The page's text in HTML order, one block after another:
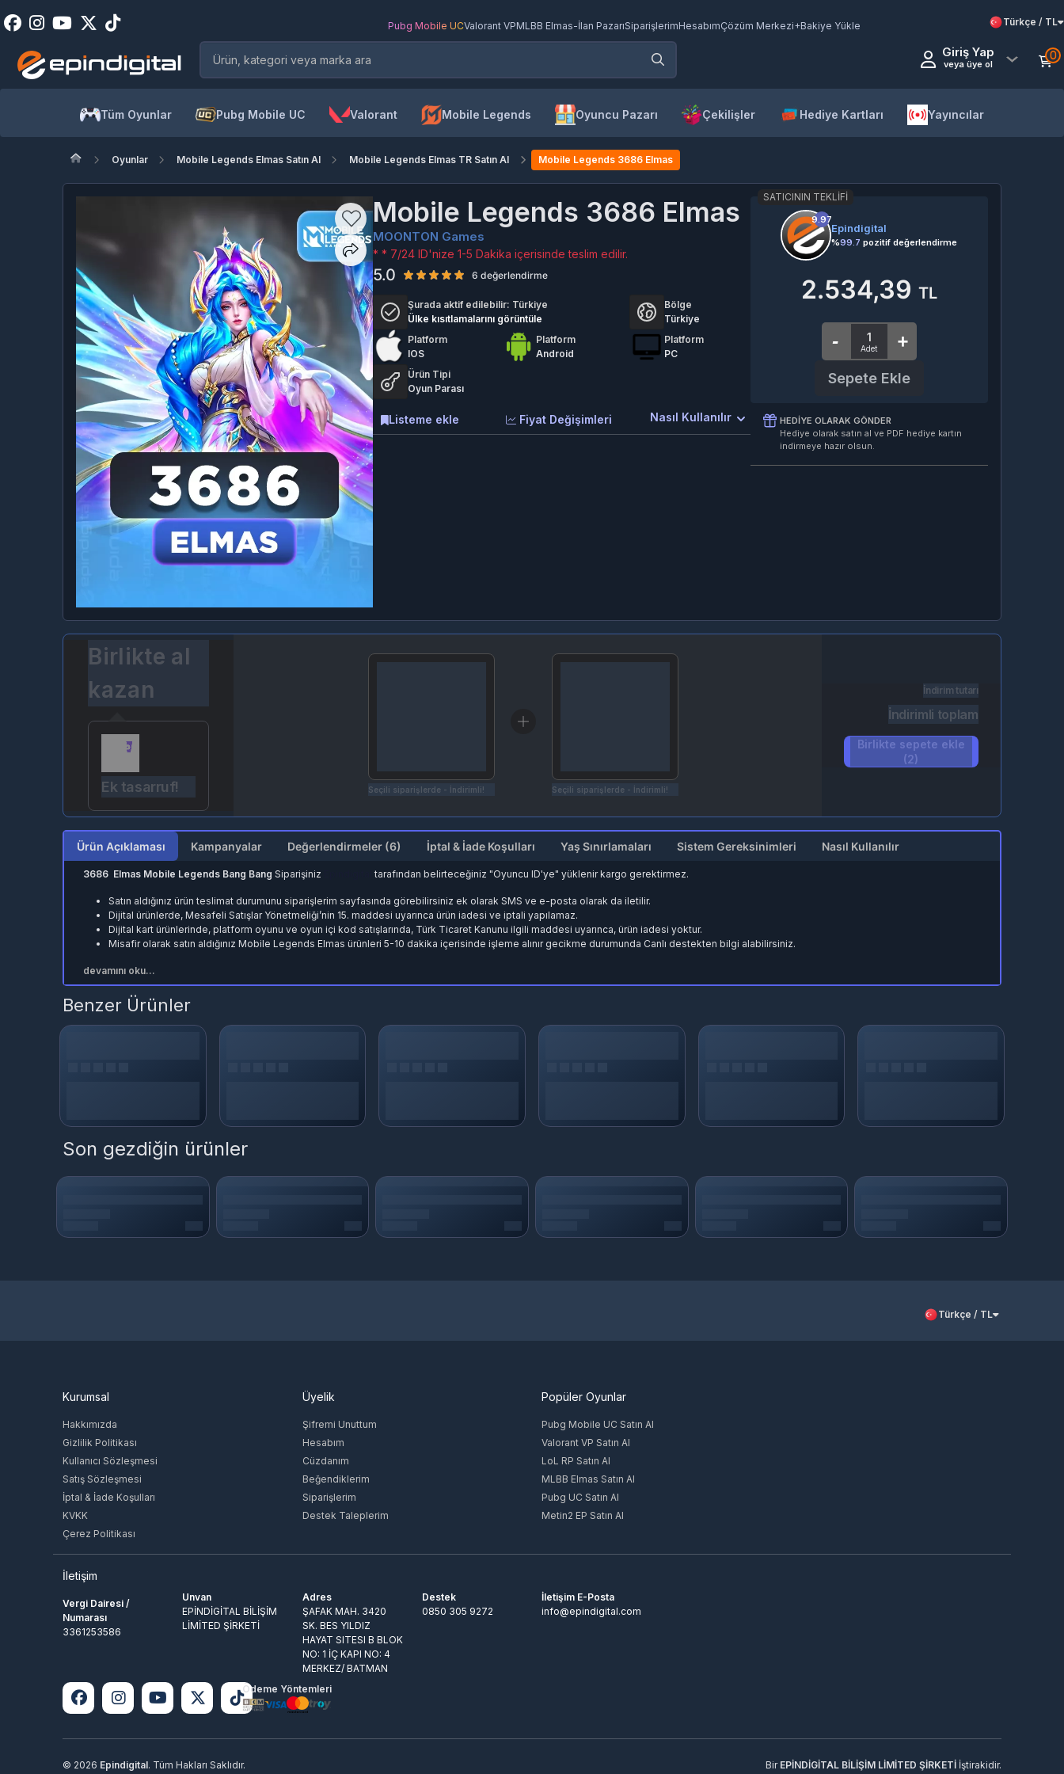
Pubg Mobile UCValorant VPMLBB Elmas-İlan PazarıSiparişlerimHesabımÇözüm Merkezi+Bakiye Yükle Türkçe / TL
Giriş Yap
veya üye ol
0
Tüm Oyunlar Pubg Mobile UC Valorant Mobile Legends Oyuncu Pazarı Çekilişler Hediye Kartları Yayıncılar
Oyunlar Mobile Legends Elmas Satın Al Mobile Legends Elmas TR Satın Al Mobile Legends 3686 Elmas
Mobile Legends 3686 Elmas
MOONTON Games
* * 7/24 ID'nize 1-5 Dakika içerisinde teslim edilir.
5.0 6 değerlendirme
Şurada aktif edilebilir: Türkiye
Ülke kısıtlamalarını görüntüle
Bölge
Türkiye
Platform
IOS
Platform
Android
Platform
PC
Ürün Tipi
Oyun Parası
Nasıl Kullanılır
Fiyat Değişimleri
Listeme ekle
SATICININ TEKLIFI
9.97
Epindigital
%99.7 pozitif değerlendirme
2.534,39 TL
Sepete Ekle
HEDIYE OLARAK GÖNDER
Hediye olarak satın al ve PDF hediye kartın
indirmeye hazır olsun.
Birlikte al
kazan
Ek tasarruf! Seçili siparişlerde - İndirimli! Seçili siparişlerde - İndirimli!
İndirim tutarı
İndirimli toplam
Birlikte sepete ekle
(2)
Ürün Açıklaması Kampanyalar Değerlendirmeler (6) İptal & İade Koşulları Yaş Sınırlamaları Sistem Gereksinimleri Nasıl Kullanılır
3686 Elmas Mobile Legends Bang BangSiparişiniz Epindigitaltarafından belirteceğiniz "Oyuncu ID'ye" yüklenir kargo gerektirmez.
Satın aldığınız ürün teslimat durumunu siparişlerim sayfasında görebilirsiniz ek olarak SMS ve e-posta olarak da iletilir.
Dijital ürünlerde, Mesafeli Satışlar Yönetmeliği’nin 15. maddesi uyarınca ürün iadesi ve iptali yapılamaz.
Dijital kart ürünlerinde, platform oyunu ve oyun içi kod satışlarında, Türk Ticaret Kanunu ilgili maddesi uyarınca, ürün iadesi yoktur.
Misafir olarak satın aldığınız Mobile Legends Elmas ürünleri 5-10 dakika içerisinde işleme alınır gecikme durumunda Canlı destekten bilgi alabilirsiniz.
devamını oku...
Benzer Ürünler
Son gezdiğin ürünler
Türkçe / TL
Kurumsal
Hakkımızda
Gizlilik Politikası
Kullanıcı Sözleşmesi
Satış Sözleşmesi
İptal & İade Koşulları
KVKK
Çerez Politikası
Üyelik
Şifremi Unuttum
Hesabım
Cüzdanım
Beğendiklerim
Siparişlerim
Destek Taleplerim
Popüler Oyunlar
Pubg Mobile UC Satın Al
Valorant VP Satın Al
LoL RP Satın Al
MLBB Elmas Satın Al
Pubg UC Satın Al
Metin2 EP Satın Al
İletişim
Vergi Dairesi /
Numarası
3361253586
Unvan
EPİNDİGİTAL BİLİŞİM
LİMİTED ŞİRKETİ
Adres
ŞAFAK MAH. 3420
SK. BES YILDIZ
HAYAT SITESI B BLOK
NO: 1 İÇ KAPI NO: 4
MERKEZ/ BATMAN
Destek
0850 305 9272
İletişim E-Posta
info@epindigital.com
Ödeme Yöntemleri
© 2026 Epindigital. Tüm Hakları Saklıdır. Bir EPİNDİGİTAL BİLİŞİM LİMİTED ŞİRKETİİştirakidir.